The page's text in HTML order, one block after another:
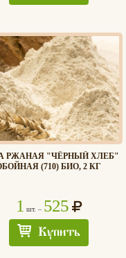
РЖАНАЯ "ЧЁРНЫЙ ХЛЕБ"
(710) БИО, 2 КГ
1 шт. – 525
Купить